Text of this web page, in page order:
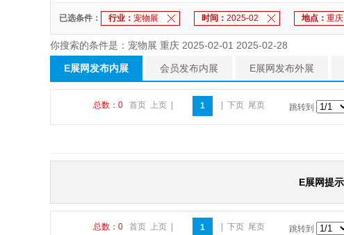
已选条件： 行业： 宠物展 时间： 2025-02 地点： 重庆
你搜索的条件是：宠物展 重庆 2025-02-01 2025-02-28
E展网发布内展 会员发布内展 E展网发布外展
总数：0 首页 上页 1 下页 尾页 跳转到
E展网提示
总数：0 首页 上页 1 下页 尾页 跳转到